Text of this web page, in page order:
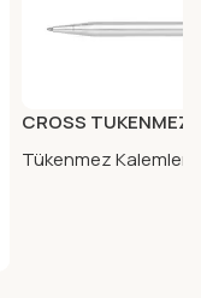
CROSS TUKENMEZ
Tükenmez Kalemler